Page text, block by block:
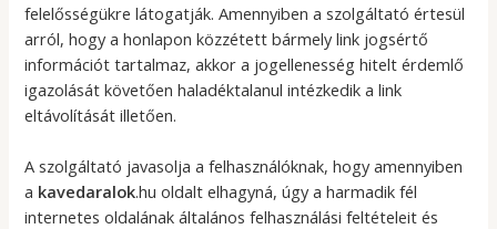
felelősségükre látogatják. Amennyiben a szolgáltató értesül
arról, hogy a honlapon közzétett bármely link jogsértő
információt tartalmaz, akkor a jogellenesség hitelt érdemlő
igazolását követően haladéktalanul intézkedik a link
eltávolítását illetően.
A szolgáltató javasolja a felhasználóknak, hogy amennyiben
a kavedaralok.hu oldalt elhagyná, úgy a harmadik fél
internetes oldalának általános felhasználási feltételeit és